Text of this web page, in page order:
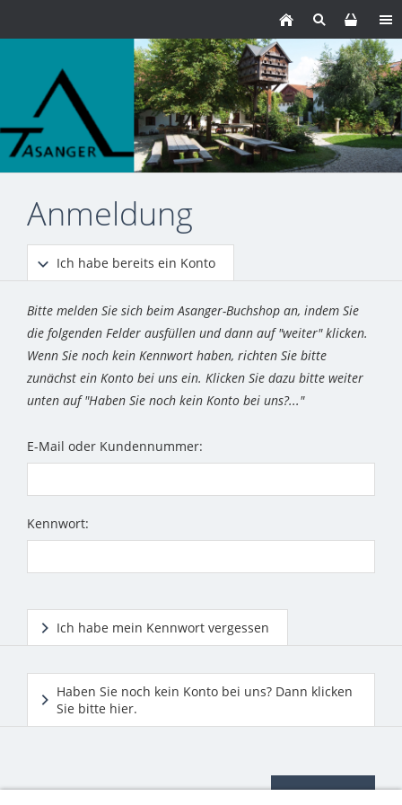
Anmeldung
Ich habe bereits ein Konto
Bitte melden Sie sich beim Asanger-Buchshop an, indem Sie
die folgenden Felder ausfüllen und dann auf "weiter" klicken.
Wenn Sie noch kein Kennwort haben, richten Sie bitte
zunächst ein Konto bei uns ein. Klicken Sie dazu bitte weiter
unten auf "Haben Sie noch kein Konto bei uns?..."
E-Mail oder Kundennummer:
Kennwort:
Ich habe mein Kennwort vergessen
Haben Sie noch kein Konto bei uns? Dann klicken
Sie bitte hier.